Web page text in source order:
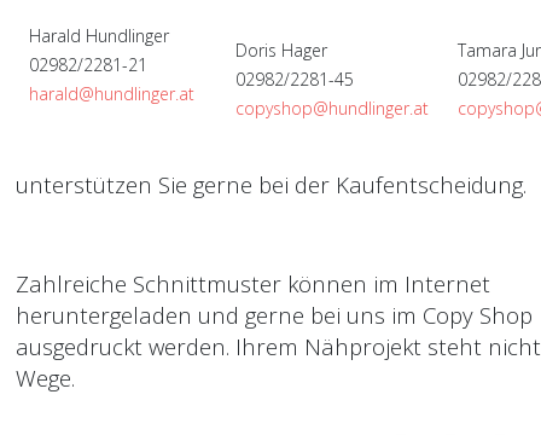
Harald Hundlinger
02982/2281-21
harald@hundlinger.at
Doris Hager
02982/2281-45
copyshop@hundlinger.at
Tamara
02982/
unterstützen Sie gerne bei der Kaufentscheidung.
Zahlreiche Schnittmuster können im Internet
heruntergeladen und gerne bei uns im Copy Shop
ausgedruckt werden. Ihrem Nähprojekt steht
Wege.